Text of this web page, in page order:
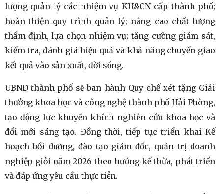
lượng quản lý các nhiệm vụ KH&CN cấp thành phố;
hoàn thiện quy trình quản lý; nâng cao chất lượng
thẩm định, lựa chọn nhiệm vụ; tăng cường giám sát,
kiểm tra, đánh giá hiệu quả và khả năng chuyển giao
kết quả vào sản xuất, đời sống.
UBND thành phố sẽ ban hành Quy chế xét tặng Giải
thưởng khoa học và công nghệ thành phố Hải Phòng,
tạo động lực khuyến khích nghiên cứu khoa học và
đổi mới sáng tạo. Đồng thời, tiếp tục triển khai Kế
hoạch bồi dưỡng, đào tạo giám đốc, quản trị doanh
nghiệp giỏi năm 2026 theo hướng kế thừa, phát triển
và đáp ứng yêu cầu thực tiễn.